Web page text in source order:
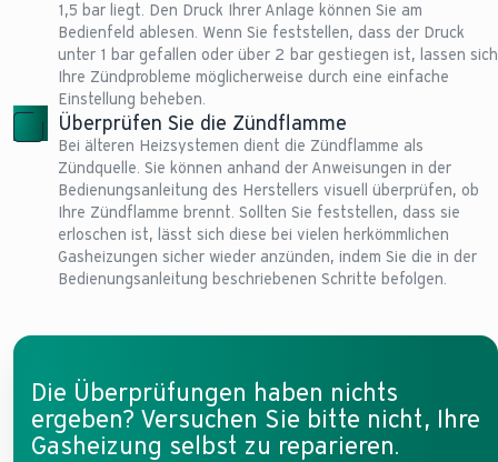
1,5 bar liegt. Den Druck Ihrer Anlage können Sie am
Bedienfeld ablesen. Wenn Sie feststellen, dass der Druck
unter 1 bar gefallen oder über 2 bar gestiegen ist, lassen sich
Ihre Zündprobleme möglicherweise durch eine einfache
Einstellung beheben.
Überprüfen Sie die Zündflamme
Bei älteren Heizsystemen dient die Zündflamme als
Zündquelle. Sie können anhand der Anweisungen in der
Bedienungsanleitung des Herstellers visuell überprüfen, ob
Ihre Zündflamme brennt. Sollten Sie feststellen, dass sie
erloschen ist, lässt sich diese bei vielen herkömmlichen
Gasheizungen sicher wieder anzünden, indem Sie die in der
Bedienungsanleitung beschriebenen Schritte befolgen.
Die Überprüfungen haben nichts
ergeben? Versuchen Sie bitte nicht, Ihre
Gasheizung selbst zu reparieren.